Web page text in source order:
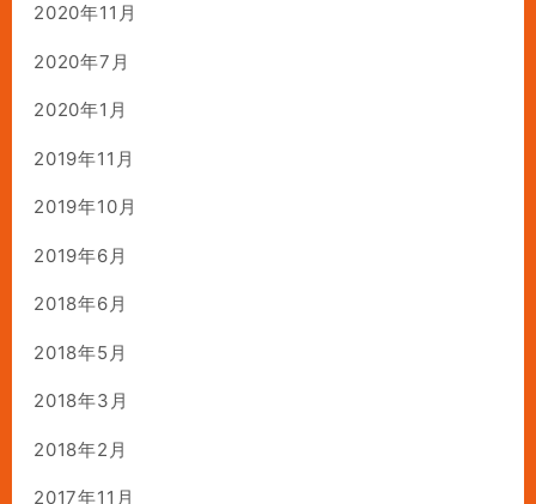
2020年11月
2020年7月
2020年1月
2019年11月
2019年10月
2019年6月
2018年6月
2018年5月
2018年3月
2018年2月
2017年11月